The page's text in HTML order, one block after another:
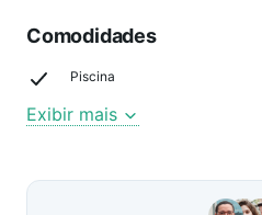
Comodidades
Piscina
Exibir mais